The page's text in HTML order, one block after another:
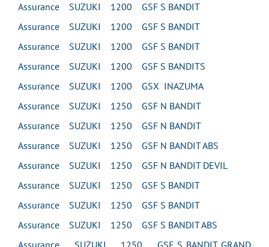
Assurance SUZUKI 1200 GSF S BANDIT
Assurance SUZUKI 1200 GSF S BANDIT
Assurance SUZUKI 1200 GSF S BANDIT
Assurance SUZUKI 1200 GSF S BANDITS
Assurance SUZUKI 1200 GSX INAZUMA
Assurance SUZUKI 1250 GSF N BANDIT
Assurance SUZUKI 1250 GSF N BANDIT
Assurance SUZUKI 1250 GSF N BANDIT ABS
Assurance SUZUKI 1250 GSF N BANDIT DEVIL
Assurance SUZUKI 1250 GSF S BANDIT
Assurance SUZUKI 1250 GSF S BANDIT
Assurance SUZUKI 1250 GSF S BANDIT ABS
Assurance SUZUKI 1250 GSF S BANDIT GRAND